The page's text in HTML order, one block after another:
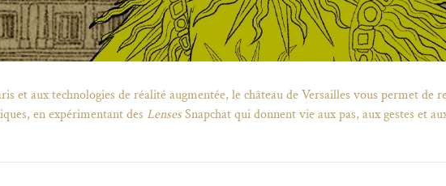
et aux technologies de réalité augmentée, le château de Versailles vous permet de
en expérimentant des LensesSnapchat qui donnent vie aux pas, aux gestes et